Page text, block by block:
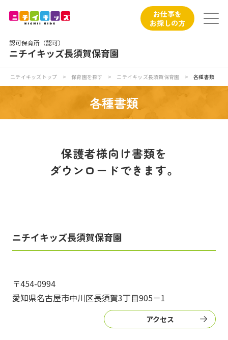
認可保育所（認可）
ニチイキッズ長須賀保育園
お仕事を
お探しの方
お食事
写真販売サービス
ニチイキッズトップ > 保育園を探す > ニチイキッズ長須賀保育園 > 各種書類
各種書類
保護者様向け書類を
ダウンロードできます。
ニチイキッズ長須賀保育園
〒454-0994
愛知県名古屋市中川区長須賀3丁目905－1
アクセス